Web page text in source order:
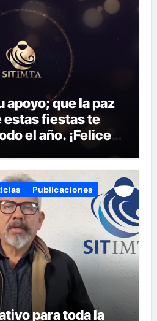
apoyo; que la paz
estas fiestas te
el año. ¡Felices
Publicaciones
para toda la